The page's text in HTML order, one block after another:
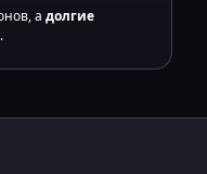
а долгие
.